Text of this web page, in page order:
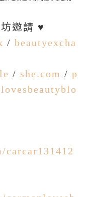
邀請 ♥
/ beautyexcha
/ she.com / p
carcar131412